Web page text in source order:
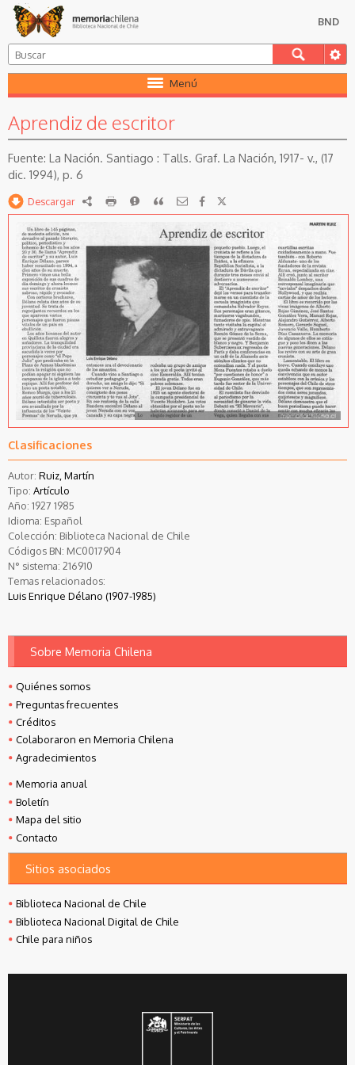
BND
Menú
Aprendiz de escritor
La Nación. Santiago : Talls. Graf. La Nación, 1917- v., (17
dic. 1994), p. 6
Descargar RDF imprimirReportarCitar
Clasificaciones
Autor: Ruiz, Martín
Tipo: Artículo
Año: 1927 1985
Idioma: Español
Colección: Biblioteca Nacional de Chile
Códigos BN: MC0017904
N° sistema: 216910
Temas relacionados:
Luis Enrique Délano (1907-1985)
Sobre Memoria Chilena
Quiénes somos
Preguntas frecuentes
Créditos
Colaboraron en Memoria Chilena
Agradecimientos
Memoria anual
Boletín
Mapa del sitio
Contacto
Sitios asociados
Biblioteca Nacional de Chile
Biblioteca Nacional Digital de Chile
Chile para niños